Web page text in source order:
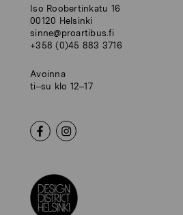
Iso Roobertinkatu 16
00120 Helsinki
sinne@proartibus.fi
+358 (0)45 883 3716
Avoinna
ti–su klo 12–17